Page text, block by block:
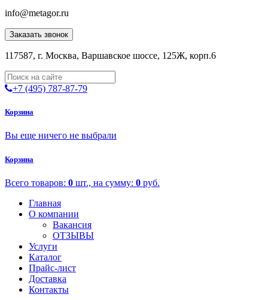
info@metagor.ru
Заказать звонок
117587, г. Москва, Варшавское шоссе, 125Ж, корп.6
+7 (495) 787-87-79
Корзина
Вы еще ничего не выбрали
Корзина
Всего товаров: 0 шт., на сумму: 0 руб.
Главная
О компании
Вакансия
ОТЗЫВЫ
Услуги
Каталог
Прайс-лист
Доставка
Контакты